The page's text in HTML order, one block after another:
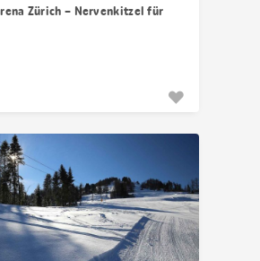
Zürich – Nervenkitzel für